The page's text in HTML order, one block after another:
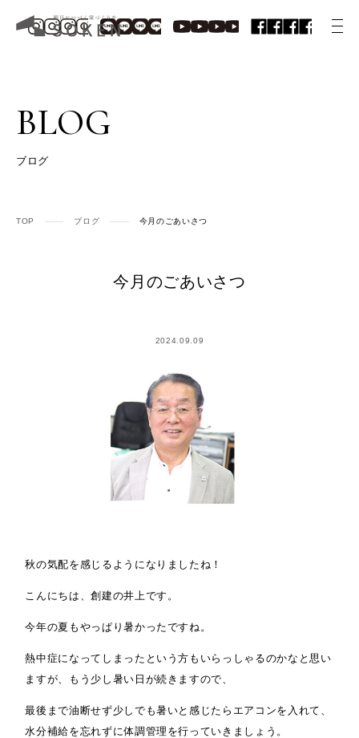
BLOG
ブログ
TOP ブログ 今月のごあいさつ
今月のごあいさつ
2024.09.09
秋の気配を感じるようになりましたね！
こんにちは、創建の井上です。
今年の夏もやっぱり暑かったですね。
熱中症になってしまったという方もいらっしゃるのかなと思い
ますが、もう少し暑い日が続きますので、
最後まで油断せず少しでも暑いと感じたらエアコンを入れて、
水分補給を忘れずに体調管理を行っていきましょう。